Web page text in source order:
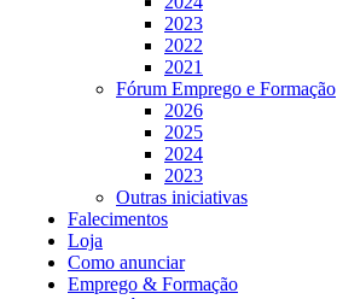
2023
2022
2021
Fórum Emprego e Formação
2026
2025
2024
2023
Outras iniciativas
Falecimentos
Loja
Como anunciar
Emprego & Formação